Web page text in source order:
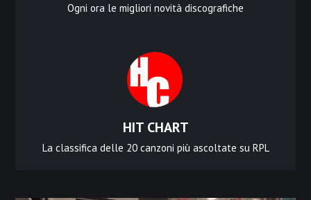
Ogni ora le migliori novità discografiche
HIT CHART
La classifica delle 20 canzoni più ascoltate su RPL